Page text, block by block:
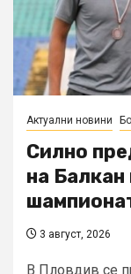
Актуални новини
Силно
на
3 август, 2026
В Пловдив се